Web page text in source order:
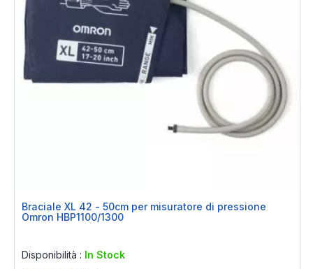
Braciale XL 42 - 50cm per misuratore di pressione
Omron HBP1100/1300
Disponibilità : In Stock